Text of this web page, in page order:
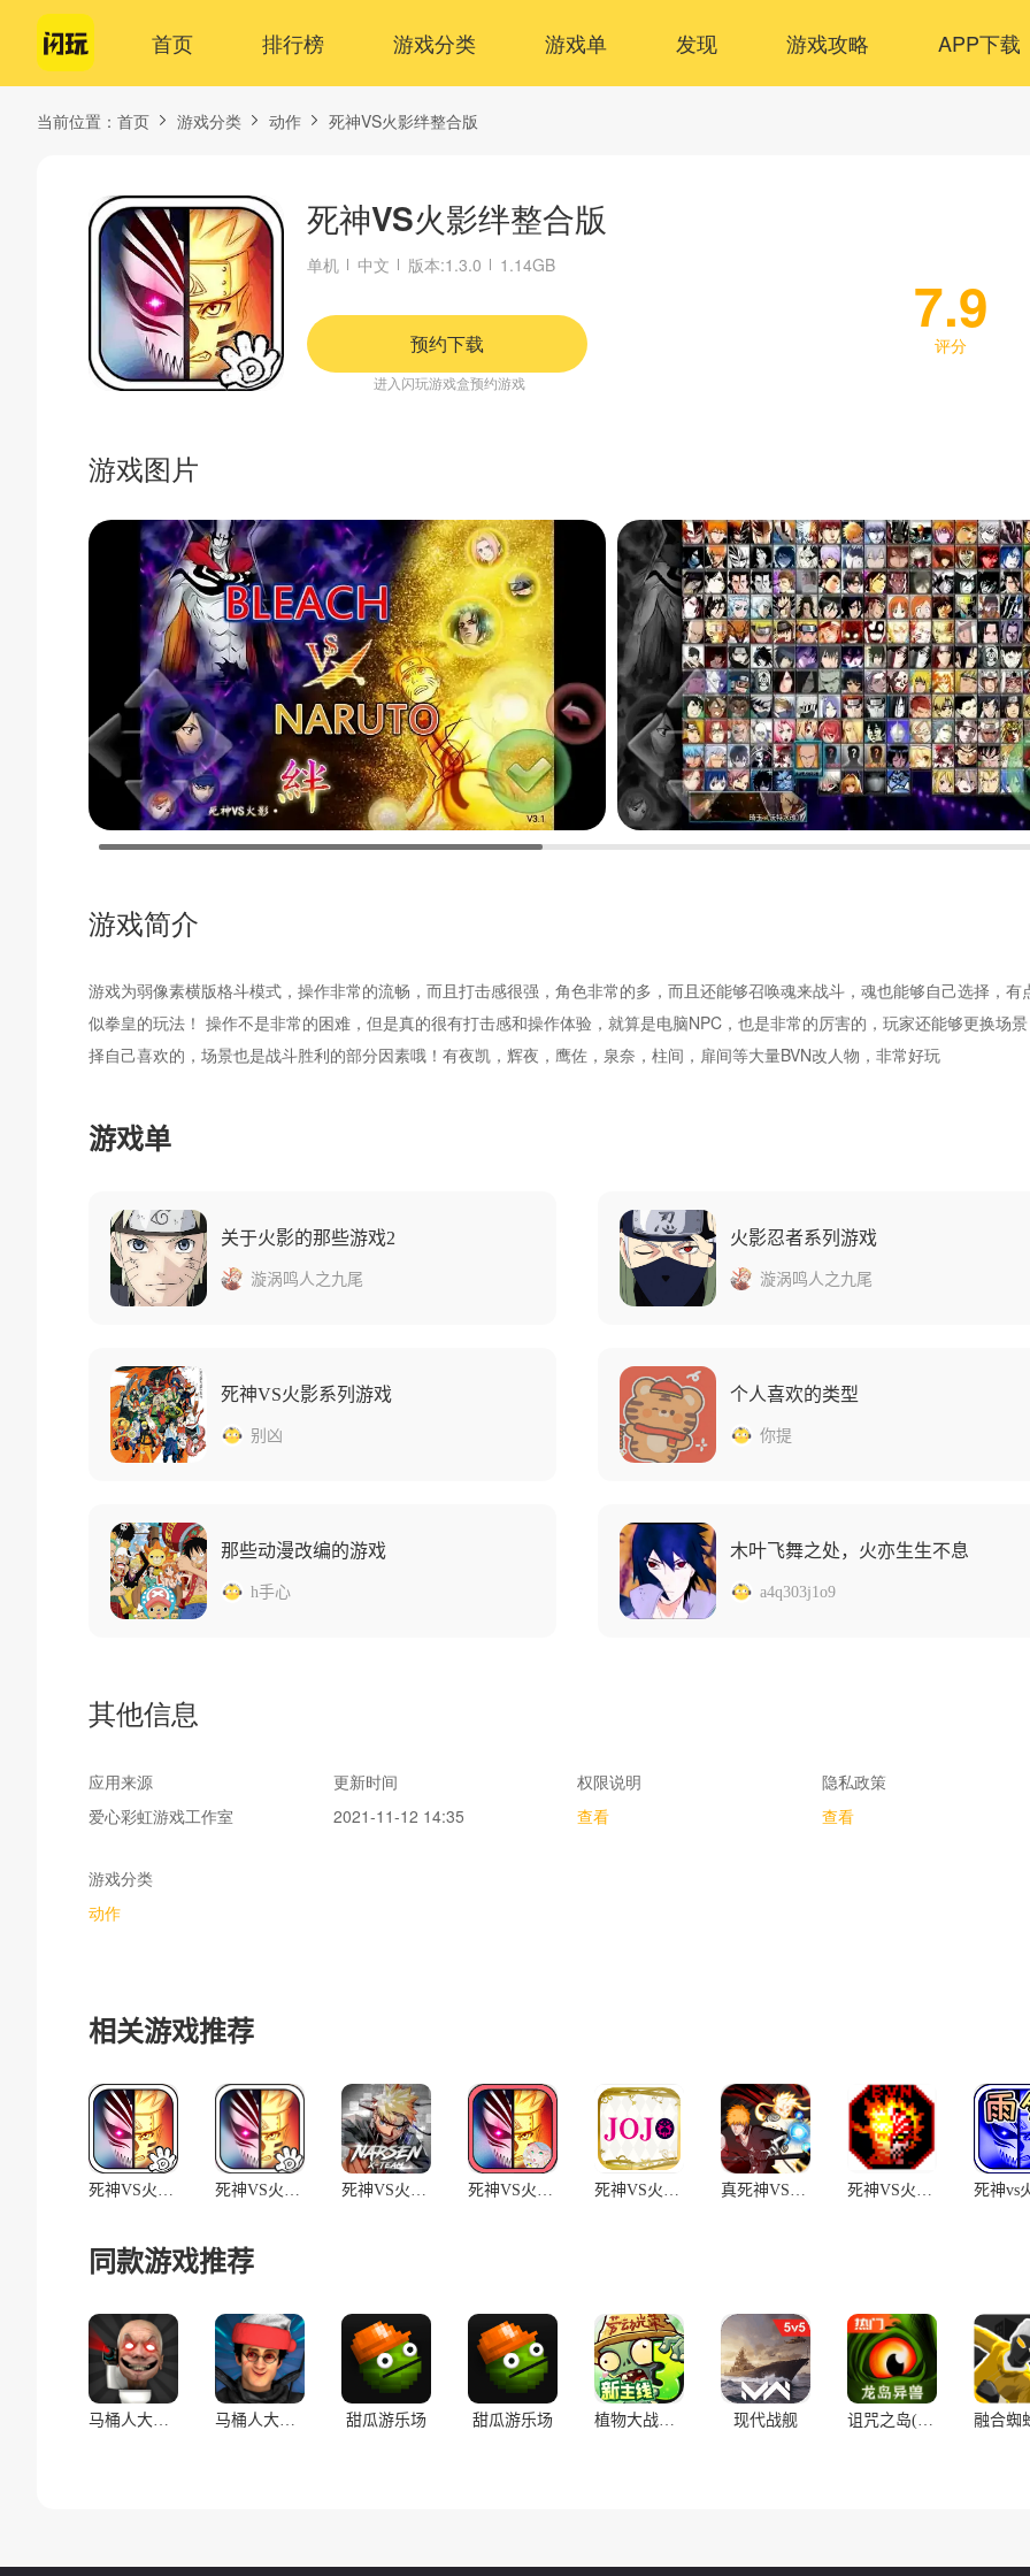
首页 排行榜 游戏分类 游戏单 发现 游戏攻略 APP下载
当前位置： 首页 游戏分类 动作 死神VS火影绊整合版
死神VS火影绊整合版
单机 中文 版本:1.3.0 1.14GB
预约下载
进入闪玩游戏盒预约游戏
7.9
评分
游戏图片
游戏简介
游戏为弱像素横版格斗模式，操作非常的流畅，而且打击感很强，角色非常的多，而且还能够召唤魂来战斗，魂也能够自己选择，有
似拳皇的玩法！ 操作不是非常的困难，但是真的很有打击感和操作体验，就算是电脑NPC，也是非常的厉害的，玩家还能够更换场
择自己喜欢的，场景也是战斗胜利的部分因素哦！有夜凯，辉夜，鹰佐，泉奈，柱间，扉间等大量BVN改人物，非常好玩
游戏单
关于火影的那些游戏2
漩涡鸣人之九尾
火影忍者系列游戏
漩涡鸣人之九尾
死神VS火影系列游戏
别凶
个人喜欢的类型
你提
那些动漫改编的游戏
h手心
木叶飞舞之处，火亦生生不息
a4q303j1o9
其他信息
应用来源
爱心彩虹游戏工作室
更新时间
2021-11-12 14:35
权限说明
查看
隐私政策
查看
游戏分类
动作
相关游戏推荐
死神VS火影绊175人版 死神VS火影绊天启版 死神VS火影(集合版) 死神VS火影绊170人物 死神VS火影JOJO版 真死神VS火影绊 死神VS火影-全人物新版
同款游戏推荐
马桶人大战:开放世界万圣节版(辅助菜单) 马桶人大战:开放世界(辅助菜单) 甜瓜游乐场 甜瓜游乐场 植物大战僵尸3 现代战舰 诅咒之岛(辅助菜单)